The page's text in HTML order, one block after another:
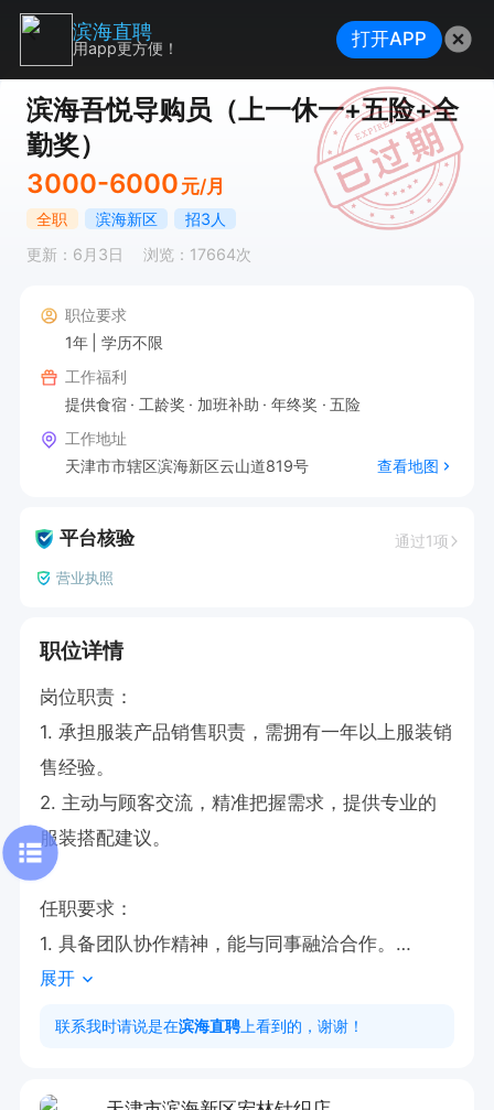
滨海吾悦导购员（上一休一+五险+全
勤奖）
3000-6000 元/月
全职 滨海新区
招3人
更新：6月3日
浏览：17664次
职位要求
1年
学历不限
工作福利
提供食宿
工龄奖 加班补助 年终奖
五险
工作地址
天津市市辖区滨海新区云山道819号
查看地图
平台核验 通过1项
营业执照
职位详情
岗位职责：
1. 承担服装产品销售职责，需拥有一年以上服装销
售经验。
2. 主动与顾客交流，精准把握需求，提供专业的
服装搭配建议。
任职要求：
1. 具备团队协作精神，能与同事融洽合作。
2. 有长期稳定工作的意向。
展开
联系我时请说是在滨海直聘 上看到的，谢谢！
滨海直聘
用app更方便！ 打开APP